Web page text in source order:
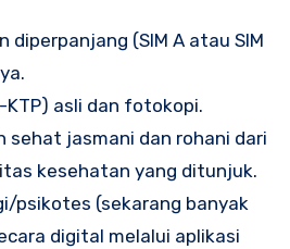
diperpanjang (SIM A atau SIM
KTP) asli dan fotokopi.
sehat jasmani dan rohani dari
kesehatan yang ditunjuk.
psikotes (sekarang banyak
digital melalui aplikasi